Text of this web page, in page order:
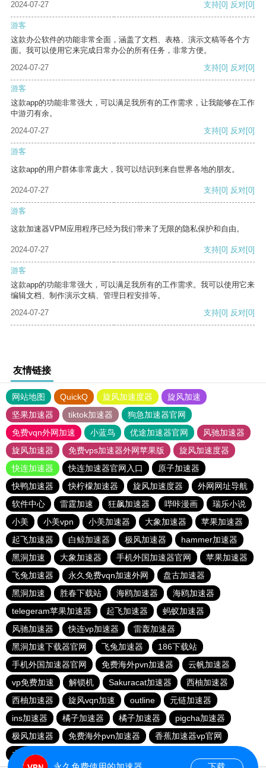
2024-07-27 支持[0] 反对[0]
游客
这款办公软件的功能非常全面，涵盖了文档、表格、演示文稿等各个方
面。我可以使用它来完成日常办公的所有任务，非常方便。
2024-07-27
支持[0] 反对[0]
游客
这款app的功能非常强大，可以满足我所有的工作需求，让我能够在工作
中游刃有余。
2024-07-27
支持[0] 反对[0]
游客
这款app的用户群体非常庞大，我可以结识到来自世界各地的朋友。
2024-07-27 支持[0] 反对[0]
游客
这款加速器VPM应用程序已经为我们带来了无限的隐私保护和自由。
2024-07-27 支持[0] 反对[0]
游客
这款app的功能非常强大，可以满足我所有的工作需求。我可以使用它来
编辑文档、制作演示文稿、管理日程安排等。
2024-07-27
支持[0] 反对[0]
友情链接
网站地图 QuickQ 旋风加速度器
旋风加速
坚果加速器
tiktok加速器
狗急加速器官网
免费vqn外网加速
小蓝鸟 优途加速器官网
风驰加速器
旋风加速器
免费vps加速器外网苹果版
旋风加速度器
快连加速器
快连加速器官网入口
原子加速器
快鸭加速器
快柠檬加速器 旋风加速度器
外网网址导航
软件中心
雷霆加速 狂飙加速器 哔咔漫画
瑞乐小说
小美
小美vpn 小美加速器 大象加速器
苹果加速器
起飞加速器
白鲸加速器 极风加速器
hammer加速器
黑洞加速
大象加速器 手机外国加速器官网
苹果加速器
飞兔加速器
永久免费vqn加速外网
盘古加速器
黑洞加速
胜春下载站 海鸥加速器
海鸥加速器
telegeram苹果加速器
起飞加速器
蚂蚁加速器
风驰加速器
快连vp加速器
雷轰加速器
黑洞加速下载器官网
飞兔加速器
186下载站
手机外国加速器官网
免费海外pvn加速器
云帆加速器
vp免费加速
解锁机 Sakuracat加速器
西柚加速器
西柚加速器
旋风vqn加速 outline
元链加速器
ins加速器
橘子加速器 橘子加速器
pigcha加速器
极风加速器
免费海外pvn加速器
香蕉加速器vp官网
大象加速器